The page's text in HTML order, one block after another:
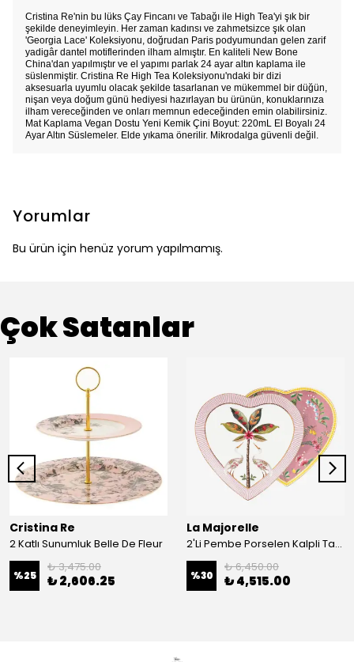
Cristina Re'nin bu lüks Çay Fincanı ve Tabağı ile High Tea'yi şık bir
şekilde deneyimleyin. Her zaman kadınsı ve zahmetsizce şık olan
'Georgia Lace' Koleksiyonu, doğrudan Paris podyumundan gelen zarif
yadigâr dantel motiflerinden ilham almıştır. En kaliteli New Bone
China'dan yapılmıştır ve el yapımı parlak 24 ayar altın kaplama ile
süslenmiştir. Cristina Re High Tea Koleksiyonu'ndaki bir dizi
aksesuarla uyumlu olacak şekilde tasarlanan ve mükemmel bir düğün,
nişan veya doğum günü hediyesi hazırlayan bu ürünün, konuklarınıza
ilham vereceğinden ve onları memnun edeceğinden emin olabilirsiniz.
Mat Kaplama Vegan Dostu Yeni Kemik Çini Boyut: 220mL El Boyalı 24
Ayar Altın Süslemeler. Elde yıkama önerilir. Mikrodalga güvenli değil.
Yorumlar
Bu ürün için henüz yorum yapılmamış.
Çok Satanlar
Cristina Re
2 Katlı Sunumluk Belle De Fleur
%25
₺ 3,475.00
₺ 2,606.25
La Majorelle
2'Li Pembe Porselen Kalpli Tabak 21,5 Cm La Majorelle
%30
₺ 6,450.00
₺ 4,515.00